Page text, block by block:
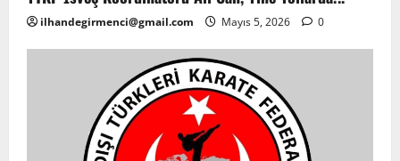
ilhandegirmenci@gmail.com Mayıs 5, 2026 0